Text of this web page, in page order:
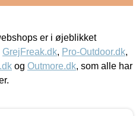
er i øjeblikket
GrejFreak.dk, Pro-Outdoor.dk,
og Outmore.dk, som alle har